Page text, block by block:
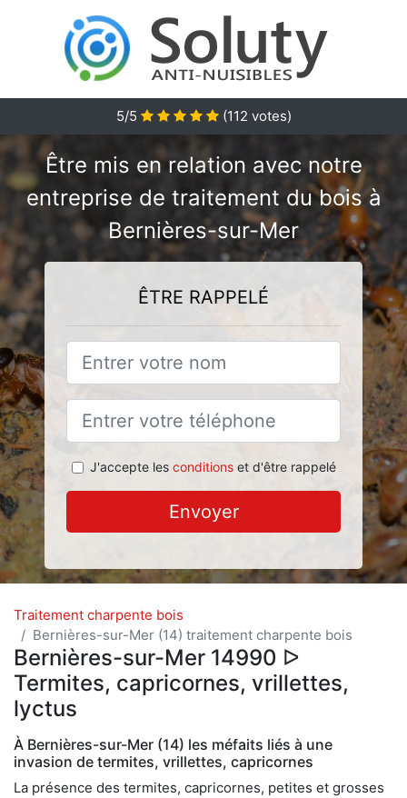
5/5 (112 votes)
Être mis en relation avec notre
entreprise de traitement du bois à
Bernières-sur-Mer
ÊTRE RAPPELÉ
J'accepte les conditionset d'être rappelé
Envoyer
Traitement charpente bois
Bernières-sur-Mer (14) traitement charpente bois
Bernières-sur-Mer 14990 ᐅ
Termites, capricornes, vrillettes,
lyctus
À Bernières-sur-Mer (14) les méfaits liés à une
invasion de termites, vrillettes, capricornes
La présence des termites, capricornes, petites et grosses